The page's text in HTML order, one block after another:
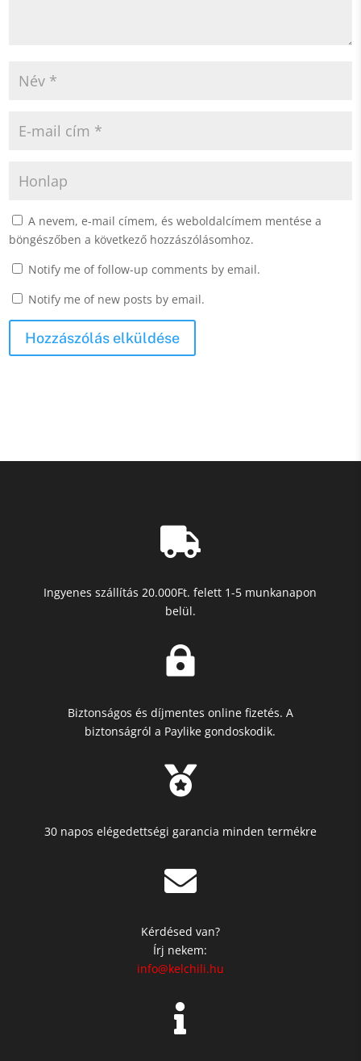
A nevem, e-mail címem, és weboldalcímem mentése a
böngészőben a következő hozzászólásomhoz.
Notify me of follow-up comments by email.
Notify me of new posts by email.
Hozzászólás elküldése

Ingyenes szállítás 20.000Ft. felett 1-5 munkanapon
belül.

Biztonságos és díjmentes online fizetés. A
biztonságról a Paylike gondoskodik.

30 napos elégedettségi garancia minden termékre

Kérdésed van?
Írj nekem:
info@kelchili.hu
